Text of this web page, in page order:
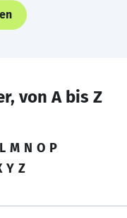
von A bis Z
L M N O P
Y Z